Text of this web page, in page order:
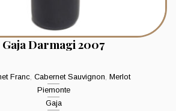
Gaja Darmagi 2007
Franc, Cabernet Sauvignon, Merlot
Piemonte
Gaja